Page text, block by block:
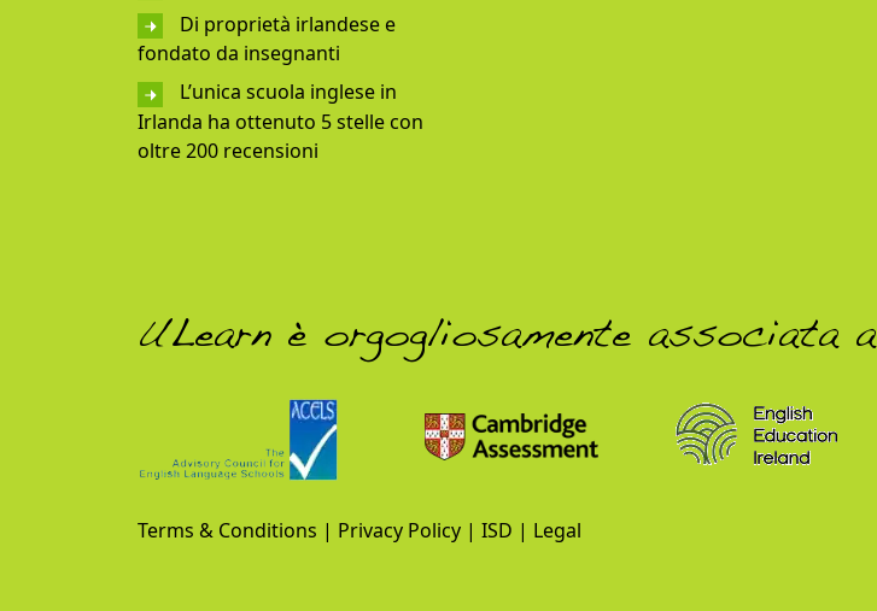
Di proprietà irlandese e
fondato da insegnanti
L’unica scuola inglese in
Irlanda ha ottenuto 5 stelle con
oltre 200 recensioni
ULearn è orgogliosamente associata a
Terms & Conditions | Privacy Policy | ISD | Legal